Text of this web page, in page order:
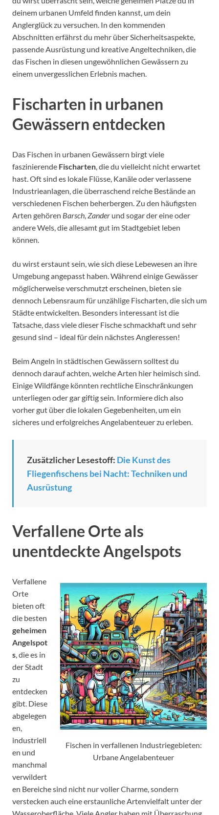
deinem urbanen Umfeld finden kannst, um dein
Anglerglück zu versuchen. In den kommenden
Abschnitten erfährst du mehr über Sicherheitsaspekte,
passende Ausrüstung und kreative Angeltechniken, die
das Fischen in diesen ungewöhnlichen Gewässern zu
einem unvergesslichen Erlebnis machen.
Fischarten in urbanen
Gewässern entdecken
Das Fischen in urbanen Gewässern birgt viele
faszinierende Fischarten , die du vielleicht nicht erwartet
hast. Oft sind es lokale Flüsse, Kanäle oder verlassene
Industrieanlagen, die überraschend reiche Bestände an
verschiedenen Fischen beherbergen. Zu den häufigsten
Arten gehören Barsch Zander und sogar der eine oder
andere Wels, die allesamt gut im Stadtgebiet leben
können.
du wirst erstaunt sein, wie sich diese Lebewesen an ihre
Umgebung angepasst haben. Während einige Gewässer
möglicherweise verschmutzt erscheinen, bieten sie
dennoch Lebensraum für unzählige Fischarten, die sich um
Städte entwickelten. Besonders interessant ist die
Tatsache, dass viele dieser Fische schmackhaft und sehr
gesund sind – ideal für dein nächstes Angleressen!
Beim Angeln in städtischen Gewässern solltest du
dennoch darauf achten, welche Arten hier heimisch sind.
Einige Wildfänge könnten rechtliche Einschränkungen
unterliegen oder gar giftig sein. Informiere dich also
vorher gut über die lokalen Gegebenheiten, um ein
sicheres und erfolgreiches Angelabenteuer zu erleben.
Zusätzlicher Lesestoff: Die Kunst des
Fliegenfischens bei Nacht: Techniken und
Ausrüstung
Verfallene Orte als
unentdeckte Angelspots
Fischen in verfallenen Industriegebieten:
Urbane Angelabenteuer
Verfallene
Orte
bieten oft
die besten
geheimen
Angelspot
s, die es in
der Stadt
zu
entdecken
gibt. Diese
abgelegen
en,
industriell
en und
manchmal
verwildert
en Bereiche sind nicht nur voller Charme, sondern
verstecken auch eine erstaunliche Artenvielfalt unter der